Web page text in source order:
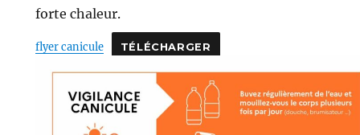
forte chaleur.
flyer canicule TÉLÉCHARGER